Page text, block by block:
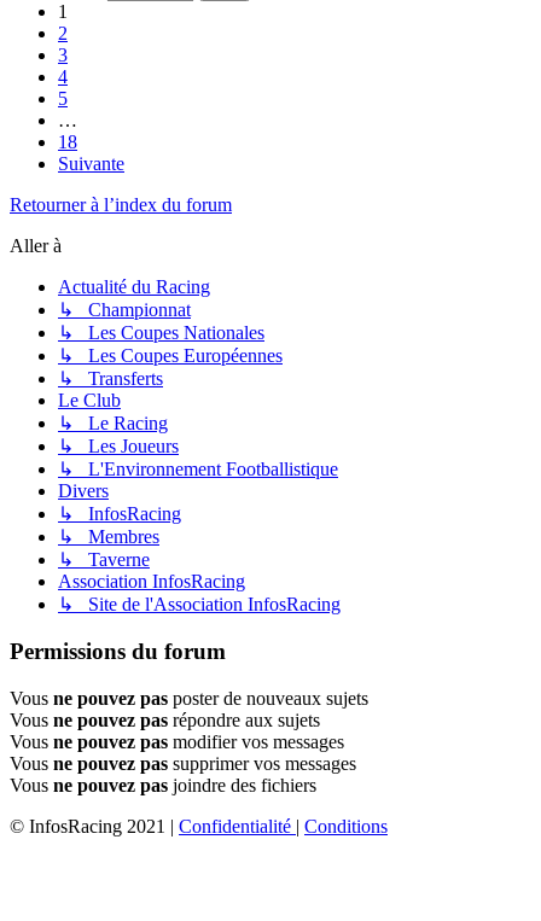
1
2
3
4
5
…
18
Suivante
Retourner à l’index du forum
Aller à
Actualité du Racing
↳ Championnat
↳ Les Coupes Nationales
↳ Les Coupes Européennes
↳ Transferts
Le Club
↳ Le Racing
↳ Les Joueurs
↳ L'Environnement Footballistique
Divers
↳ InfosRacing
↳ Membres
↳ Taverne
Association InfosRacing
↳ Site de l'Association InfosRacing
Permissions du forum
Vous ne pouvez pas poster de nouveaux sujets
Vous ne pouvez pas répondre aux sujets
Vous ne pouvez pas modifier vos messages
Vous ne pouvez pas supprimer vos messages
Vous ne pouvez pas joindre des fichiers
© InfosRacing 2021 | Confidentialité | Conditions